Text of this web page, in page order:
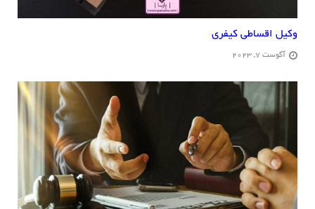
وکیل اقساطی کیفری
آگوست 7, 2023